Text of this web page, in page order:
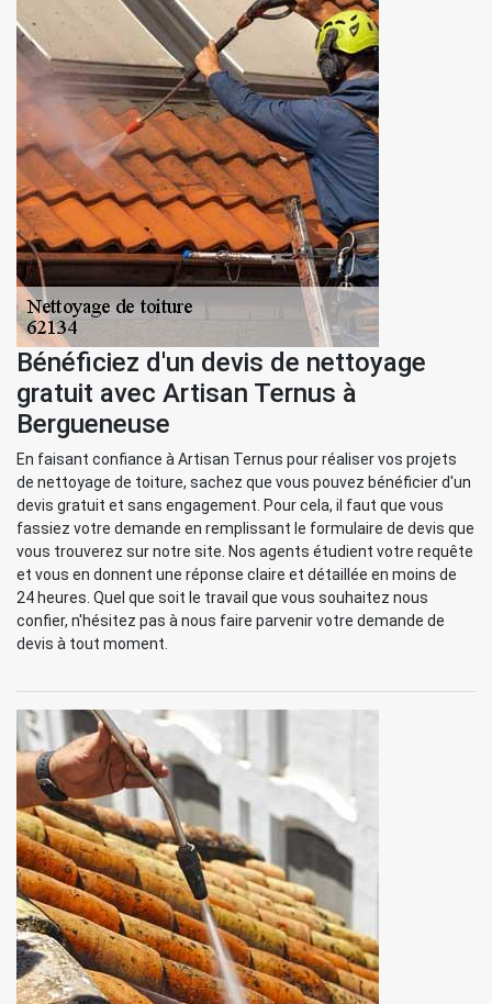
Bénéficiez d'un devis de nettoyage
gratuit avec Artisan Ternus à
Bergueneuse
En faisant confiance à Artisan Ternus pour réaliser vos projets
de nettoyage de toiture, sachez que vous pouvez bénéficier d'un
devis gratuit et sans engagement. Pour cela, il faut que vous
fassiez votre demande en remplissant le formulaire de devis que
vous trouverez sur notre site. Nos agents étudient votre requête
et vous en donnent une réponse claire et détaillée en moins de
24 heures. Quel que soit le travail que vous souhaitez nous
confier, n'hésitez pas à nous faire parvenir votre demande de
devis à tout moment.